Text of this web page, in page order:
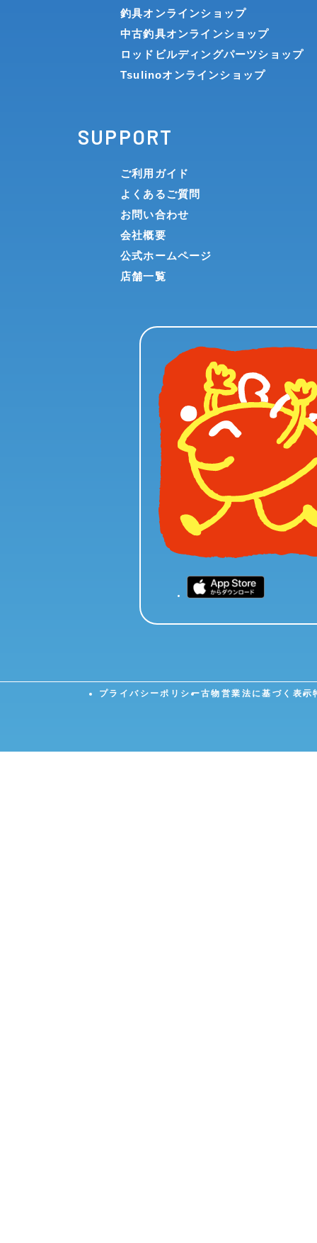
釣具オンラインショップ
中古釣具オンラインショップ
ロッドビルディングパーツショップ
Tsulinoオンラインショップ
SUPPORT
ご利用ガイド
よくあるご質問
お問い合わせ
会社概要
公式ホームページ
店舗一覧
プライバシーポリシー古物営業法に基づく表示